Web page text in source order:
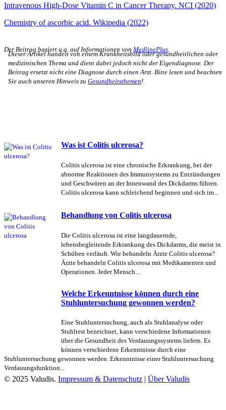
Intravenous High-Dose Vitamin C in Cancer Therapy. NCI (2020)
Chemistry of ascorbic acid. Wikipedia (2022)
Der Beitrag basiert u.a. auf Informationen von MedlinePlus.
Dieser Artikel handelt von einem Krankheitsbild oder gesundheitlichen oder
medizinischen Thema und dient dabei jedoch nicht der Eigendiagnose. Der
Beitrag ersetzt nicht eine Diagnose durch einen Arzt. Bitte lesen und beachten
Sie auch unseren Hinweis zu Gesundheitsthemen!
Was ist Colitis ulcerosa?
Colitis ulcerosa ist eine chronische Erkrankung, bei der
abnorme Reaktionen des Immunsystems zu Entzündungen
und Geschwüren an der Innenwand des Dickdarms führen.
Colitis ulcerosa kann schleichend beginnen und sich im...
Behandlung von Colitis ulcerosa
Die Colitis ulcerosa ist eine langdauernde,
lebensbegleitende Erkrankung des Dickdarms, die meist in
Schüben verläuft. Wie behandeln Ärzte Colitis ulcerosa?
Ärzte behandeln Colitis ulcerosa mit Medikamenten und
Operationen. Jeder Mensch...
Welche Erkenntnisse können durch eine
Stuhluntersuchung gewonnen werden?
Eine Stuhluntersuchung, auch als Stuhlanalyse oder
Stuhltest bezeichnet, kann verschiedene Informationen
über die Gesundheit des Verdauungssystems liefern. Es
können verschiedene Erkenntnisse durch eine
Stuhluntersuchung gewonnen werden. Erkenntnisse einer Stuhluntersuchung
Verdauungsfunktion...
© 2025 Valudis. Impressum & Datenschutz | Über Valudis